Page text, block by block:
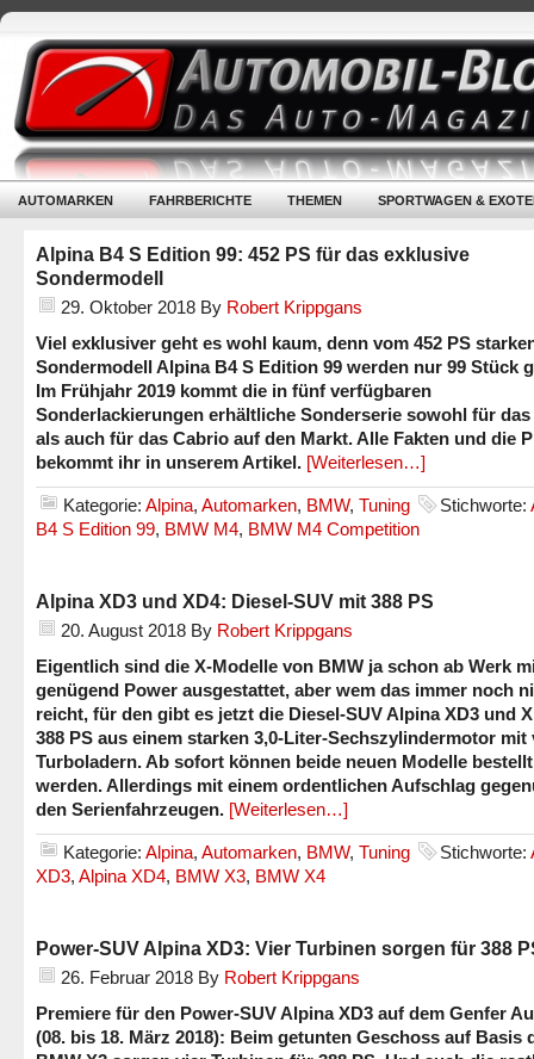
AUTOMARKEN FAHRBERICHTE THEMEN SPORTWAGEN &
Alpina B4 S Edition 99: 452 PS für das exklusive
Sondermodell
29. Oktober 2018 By Robert Krippgans
Viel exklusiver geht es wohl kaum, denn vom 452 PS
Sondermodell Alpina B4 S Edition 99 werden nur 99 Stück
Im Frühjahr 2019 kommt die in fünf verfügbaren
Sonderlackierungen erhältliche Sonderserie sowohl für das
als auch für das Cabrio auf den Markt. Alle Fakten und die
bekommt ihr in unserem Artikel. [Weiterlesen…]
Kategorie: Alpina, Automarken, BMW, Tuning Stichworte:
B4 S Edition 99, BMW M4, BMW M4 Competition
Alpina XD3 und XD4: Diesel-SUV mit 388 PS
20. August 2018 By Robert Krippgans
Eigentlich sind die X-Modelle von BMW ja schon ab Werk
genügend Power ausgestattet, aber wem das immer noch
reicht, für den gibt es jetzt die Diesel-SUV Alpina XD3 und
388 PS aus einem starken 3,0-Liter-Sechszylindermotor mit
Turboladern. Ab sofort können beide neuen Modelle bestellt
werden. Allerdings mit einem ordentlichen Aufschlag
den Serienfahrzeugen. [Weiterlesen…]
Kategorie: Alpina, Automarken, BMW, Tuning Stichworte:
XD3, Alpina XD4, BMW X3, BMW X4
Power-SUV Alpina XD3: Vier Turbinen sorgen für 388
26. Februar 2018 By Robert Krippgans
Premiere für den Power-SUV Alpina XD3 auf dem Genfer
(08. bis 18. März 2018): Beim getunten Geschoss auf Basis